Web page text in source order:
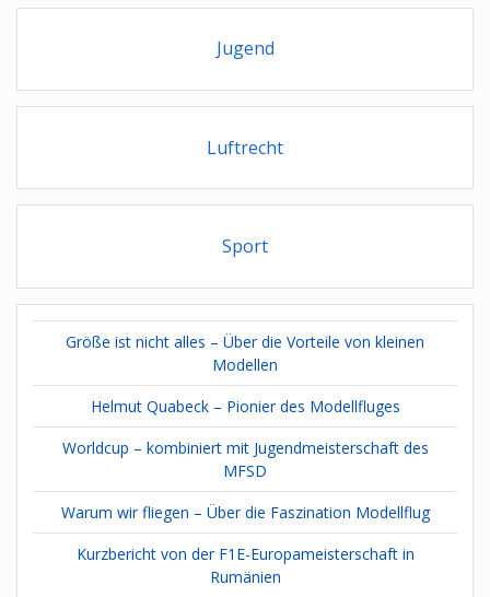
Jugend
Luftrecht
Sport
Größe ist nicht alles – Über die Vorteile von kleinen
Modellen
Helmut Quabeck – Pionier des Modellfluges
Worldcup – kombiniert mit Jugendmeisterschaft des
MFSD
Warum wir fliegen – Über die Faszination Modellflug
Kurzbericht von der F1E-Europameisterschaft in
Rumänien